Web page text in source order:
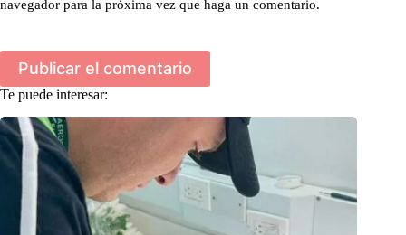
navegador para la próxima vez que haga un comentario.
Publicar el comentario
Te puede interesar: